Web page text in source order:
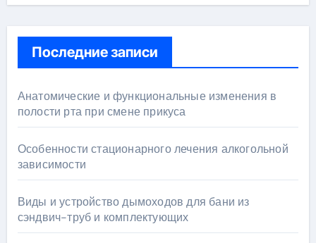
Последние записи
Анатомические и функциональные изменения в
полости рта при смене прикуса
Особенности стационарного лечения алкогольной
зависимости
Виды и устройство дымоходов для бани из
сэндвич-труб и комплектующих